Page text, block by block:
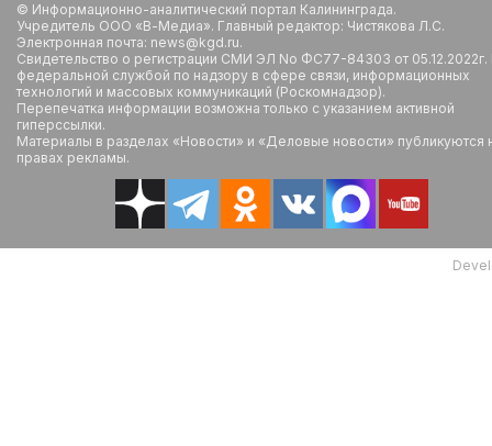
© Информационно-аналитический портал Калининграда.
Учредитель ООО «В-Медиа». Главный редактор: Чистякова Л.С.
Электронная почта: news@kgd.ru.
Свидетельство о регистрации СМИ ЭЛ No ФС77-84303 от
федеральной службой по надзору в сфере связи, информационных
технологий и массовых коммуникаций (Роскомнадзор).
Перепечатка информации возможна только с указанием активной
гиперссылки.
Материалы в разделах «Новости» и «Деловые новости» публикуются
правах рекламы.